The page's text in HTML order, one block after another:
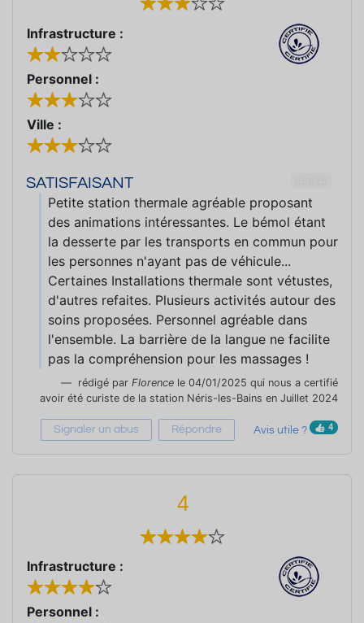
Infrastructure :
Personnel :
Ville :
SATISFAISANT
Petite station thermale agréable proposant
des animations intéressantes. Le bémol étant
la desserte par les transports en commun pour
les personnes n'ayant pas de véhicule...
Certaines Installations thermale sont vétustes,
d'autres refaites. Plusieurs activités autour des
soins proposées. Personnel agréable dans
l'ensemble. La barrière de la langue ne facilite
pas la compréhension pour les massages !
rédigé par Florence le 04/01/2025 qui nous a certifié
avoir été curiste de la station Néris-les-Bains en Juillet 2024
Signaler un abus Répondre Avis utile ? 4
4
Infrastructure :
Personnel :